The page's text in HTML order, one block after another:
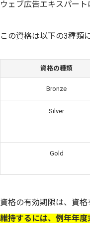
ウェブ広告エキスパー
この資格は以下の3種類
資格の種類
Bronze
Silver
Gold
資格の有効期限は、資
維持するには、例年年